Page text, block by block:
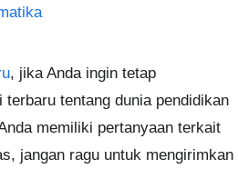
, jika Anda ingin tetap
terbaru tentang dunia pendidikan
memiliki pertanyaan terkait
jangan ragu untuk mengirimkan